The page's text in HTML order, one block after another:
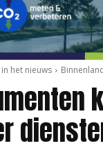
het nieuws